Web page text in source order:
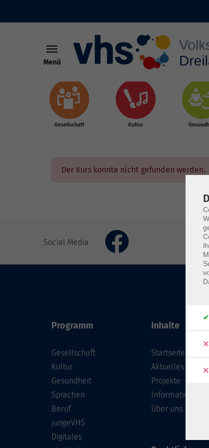
Skip to main content
Menü
Gesellschaft Kultur
Der Kurs konnte nicht gefunden werden.
Social Media
Programm
Gesellschaft
Kultur
Gesundheit
Sprachen
Beruf
jungeVHS
Digitales
Inhalte
Startseite
Aktuelles
Projekte
Informationen
Über uns